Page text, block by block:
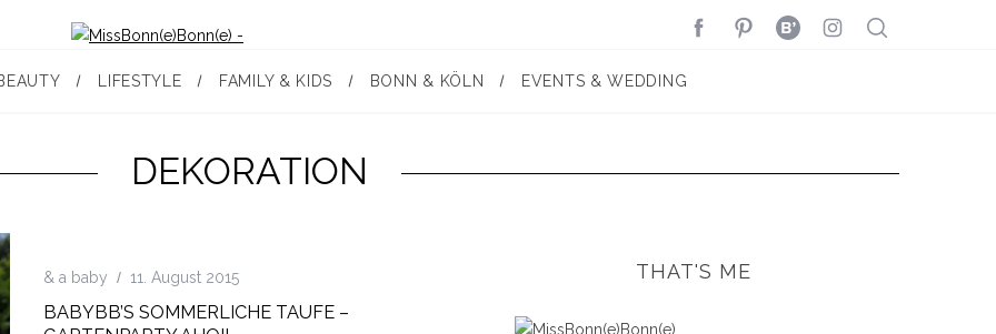
LIFESTYLE FAMILY & KIDS BONN & KÖLN EVENTS & WEDDING
DEKORATION
& a baby 11. August 2015
BABYBB’S SOMMERLICHE TAUFE –
THAT'S ME